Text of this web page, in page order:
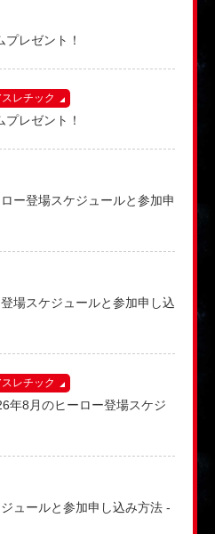
レゼント！
レゼント！
レチック
ー登場スケジュールと参加申
場スケジュールと参加申し込
年8月のヒーロー登場スケジ
レチック
ュールと参加申し込み方法 -